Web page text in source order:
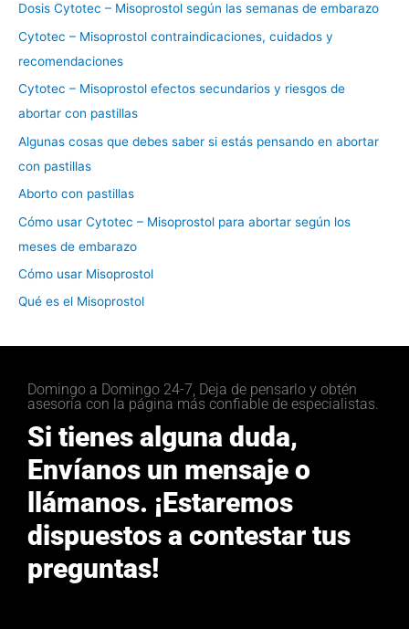
o
r
:
Dosis Cytotec – Misoprostol según las semanas de embarazo
Cytotec – Misoprostol contraindicaciones, cuidados y
recomendaciones
Cytotec – Misoprostol efectos secundarios y riesgos de
abortar con pastillas
Algunas cosas que debes saber si estás pensando en abortar
con pastillas
Aborto con pastillas
Cómo usar Cytotec – Misoprostol para abortar según los
meses de embarazo
Cómo usar Misoprostol
Qué es el Misoprostol
Domingo a Domingo 24-7, Deja de pensarlo y obtén
asesoría con la página más confiable de especialistas.
Si tienes alguna duda,
Envíanos un mensaje o
llámanos. ¡Estaremos
dispuestos a contestar tus
preguntas!